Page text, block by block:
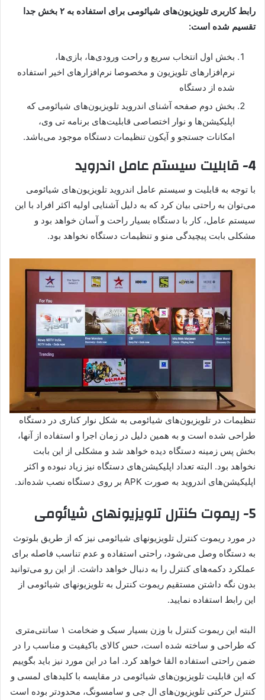
رابط کاربری تلویزیون‌های شیائومی برای استفاده به ۲ بخش جدا
تقسیم شده است:
بخش اول انتخاب سریع و راحت ورودی‌ها، بازی‌ها،
نرم‌افزارهای تلویزیون و مخصوصا نرم‌افزارهای اخیر استفاده
شده از دستگاه
بخش دوم صفحه آشنای اندروید تلویزیون‌های شیائومی که
اپلیکیشن‌ها و نوار اختصاصی قابلیت‌های برنامه تی وی،
امکانات جستجو و آیکون تنظیمات دستگاه موجود می‌باشد.
4- قابلیت سیستم عامل اندروید
با توجه به قابلیت و سیستم عامل اندروید تلویزیون‌های شیائومی
می‌توان به راحتی بیان کرد که به دلیل آشنایی اولیه اکثر افراد با این
سیستم عامل، کار با دستگاه بسیار راحت و آسان خواهد بود و
مشکلی بابت پیچیدگی منو و تنظیمات دستگاه نخواهد بود.
تنظیمات در تلویزیون‌های شیائومی به شکل نوار کناری در دستگاه
طراحی شده است و به همین دلیل در زمان اجرا و استفاده از آنها،
بخش پس زمینه دستگاه دیده خواهد شد و مشکلی از این بابت
نخواهد بود. البته تعداد اپلیکیشن‌های دستگاه نیز زیاد نبوده و اکثر
اپلیکیشن‌های اندروید به صورت APK بر روی دستگاه نصب شده‌اند.
5- ریموت کنترل تلویزیونهای شیائومی
در مورد ریموت کنترل تلویزیونهای شیائومی نیز که از طریق بلوتوث
به دستگاه وصل می‌شود، راحتی استفاده و عدم تناسب فاصله برای
عملکرد دکمه‌های کنترل را به دنبال خواهد داشت. از این رو می‌توانید
بدون نگه داشتن مستقیم ریموت کنترل به تلویزیونهای شیائومی از
این رابط استفاده نمایید.
البته این ریموت کنترل با وزن بسیار سبک و ضخامت ۱ سانتی‌متری
که طراحی و ساخته شده است، حس کالای باکیفیت و مناسب را در
ضمن راحتی استفاده القا خواهد کرد. اما در این مورد نیز باید بگوییم
که این قابلیت تلویزیون‌های شیائومی در مقایسه با کلیدهای لمسی و
کنترل حرکتی تلویزیون‌های ال جی و سامسونگ، محدودتر بوده است